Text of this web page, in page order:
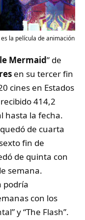
es la película de animación
Mermaid” de
en su tercer fin
cines en Estados
414,2
hasta la fecha.
de cuarta
fin de
de quinta con
semana.
podría
con los
y “The Flash”.